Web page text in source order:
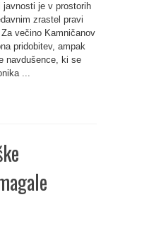
javnosti je v prostorih
zrastel pravi
večino Kamničanov
pridobitev, ampak
navdušence, ki se
...